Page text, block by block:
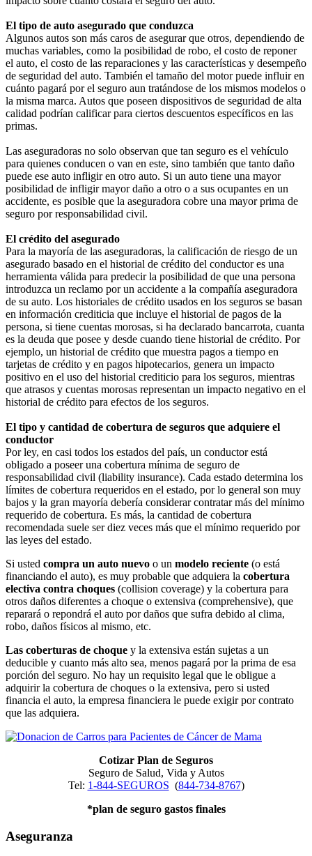
El tipo de auto asegurado que conduzca
Algunos autos son más caros de asegurar que otros, dependiendo de
muchas variables, como la posibilidad de robo, el costo de reponer
el auto, el costo de las reparaciones y las características y desempeño
de seguridad del auto. También el tamaño del motor puede influir en
cuánto pagará por el seguro aun tratándose de los mismos modelos o
la misma marca. Autos que poseen dispositivos de seguridad de alta
calidad podrían calificar para ciertos descuentos específicos en las
primas.
Las aseguradoras no solo observan que tan seguro es el vehículo
para quienes conducen o van en este, sino también que tanto daño
puede ese auto infligir en otro auto. Si un auto tiene una mayor
posibilidad de infligir mayor daño a otro o a sus ocupantes en un
accidente, es posible que la aseguradora cobre una mayor prima de
seguro por responsabilidad civil.
El crédito del asegurado
Para la mayoría de las aseguradoras, la calificación de riesgo de un
asegurado basado en el historial de crédito del conductor es una
herramienta válida para predecir la posibilidad de que una persona
introduzca un reclamo por un accidente a la compañía aseguradora
de su auto. Los historiales de crédito usados en los seguros se basan
en información crediticia que incluye el historial de pagos de la
persona, si tiene cuentas morosas, si ha declarado bancarrota, cuanta
es la deuda que posee y desde cuando tiene historial de crédito. Por
ejemplo, un historial de crédito que muestra pagos a tiempo en
tarjetas de crédito y en pagos hipotecarios, genera un impacto
positivo en el uso del historial crediticio para los seguros, mientras
que atrasos y cuentas morosas representan un impacto negativo en el
historial de crédito para efectos de los seguros.
El tipo y cantidad de cobertura de seguros que adquiere el
conductor
Por ley, en casi todos los estados del país, un conductor está
obligado a poseer una cobertura mínima de seguro de
responsabilidad civil (liability insurance). Cada estado determina los
límites de cobertura requeridos en el estado, por lo general son muy
bajos y la gran mayoría debería considerar contratar más del mínimo
requerido de cobertura. Es más, la cantidad de cobertura
recomendada suele ser diez veces más que el mínimo requerido por
las leyes del estado.
Si usted compra un auto nuevo o un modelo reciente (o está
financiando el auto), es muy probable que adquiera la cobertura
electiva contra choques (collision coverage) y la cobertura para
otros daños diferentes a choque o extensiva (comprehensive), que
reparará o repondrá el auto por daños que sufra debido al clima,
robo, daños físicos al mismo, etc.
Las coberturas de choque y la extensiva están sujetas a un
deducible y cuanto más alto sea, menos pagará por la prima de esa
porción del seguro. No hay un requisito legal que le obligue a
adquirir la cobertura de choques o la extensiva, pero si usted
financia el auto, la empresa financiera le puede exigir por contrato
que las adquiera.
Cotizar Plan de Seguros
Seguro de Salud, Vida y Autos
Tel: 1-844-SEGUROS (844-734-8767)
*plan de seguro gastos finales
Aseguranza